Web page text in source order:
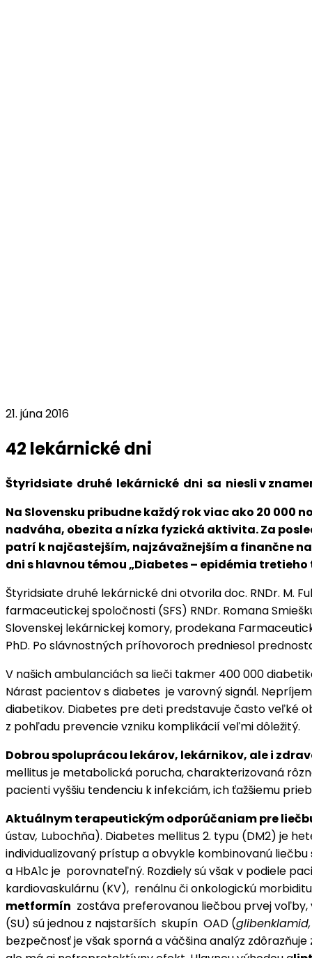
21. júna 2016
42 lekárnické dni
Štyridsiate druhé lekárnické dni sa niesli v
Na Slovensku pribudne každý rok viac ako 20
nadváha, obezita a nízka fyzická aktivita. Za
patrí k najčastejším, najzávažnejším a finančne
dni s hlavnou témou „Diabetes – epidémia tretieho
Štyridsiate druhé lekárnické dni otvorila doc. RNDr. M.
farmaceutickej spoločnosti (SFS) RNDr. Romana
Slovenskej lekárnickej komory, prodekana
PhD. Po slávnostných príhovoroch predniesol prednosta
V našich ambulanciách sa lieči takmer 400 000
Nárast pacientov s diabetes je varovný signál.
diabetikov. Diabetes pre deti predstavuje často veľké
z pohľadu prevencie vzniku komplikácií veľmi dôležitý.
Dobrou spoluprácou lekárov, lekárnikov, ale i
mellitus je metabolická porucha, charakterizovaná
pacienti vyššiu tendenciu k infekciám, ich ťažšiemu
Aktuálnym terapeutickým odporúčaniam pre
ústav, Lubochňa). Diabetes mellitus 2. typu (DM2) je
individualizovaný prístup a obvykle kombinovanú
a HbA1c je porovnateľný. Rozdiely sú však v podiele
kardiovaskulárnu (KV), renálnu či onkologickú
metformín zostáva preferovanou liečbou prvej
(SU) sú jednou z najstarších skupín OAD (
bezpečnosť je však sporná a väčšina analýz